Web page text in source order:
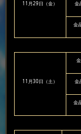
11月29日（金） 金
金
11月30日（土） 金
金